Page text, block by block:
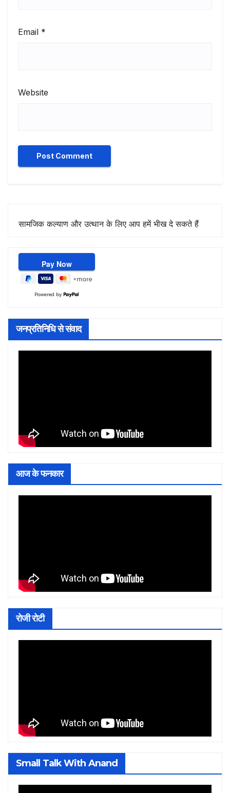
Email *
Website
सामजिक कल्याण और उत्थान के लिए आप हमें भीख दे सकते हैं
Powered by
जनप्रतिनिधि से संवाद
आज के फनकार
रोजी रोटी
Small Talk With Anand